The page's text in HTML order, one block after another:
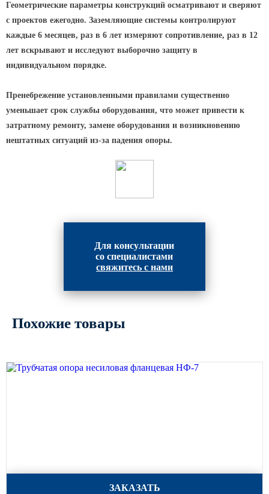
Уличные фонари 2 метра
Уличные фонари 6 метров
Уличные фонари 3 метра
Уличные фонари 4 метра
Антивандальные светильники и
питающие посты
ЗАКЛАДНЫЕ ДЕТАЛИ
Геометрические параметры конструкций осматривают и сверяют
с проектов ежегодно. Заземляющие системы контролируют
каждые 6 месяцев, раз в 6 лет измеряют сопротивление, раз в 12
лет вскрывают и исследуют выборочно защиту в
индивидуальном порядке.
Пренебрежение установленными правилами существенно
уменьшает срок службы оборудования, что может привести к
затратному ремонту, замене оборудования и возникновению
нештатных ситуаций из-за падения опоры.
Для консультации
со специалистами
свяжитесь с нами
Похожие товары
ЗАКАЗАТЬ